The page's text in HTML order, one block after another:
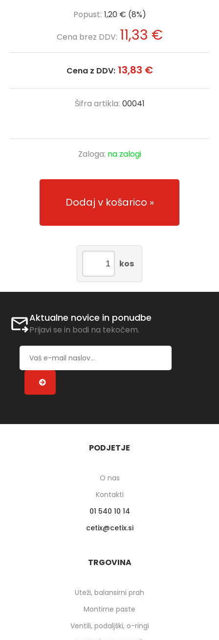
Popust: 1,20 € (8%)
Cena brez DDV: 11,33 €
Cena z DDV: 13,83 €
Šifra artikla: 00041
Zaloga: na zalogi
Dodaj v košarico
kos
Aktualne novice in ponudbe
Prijavi se in bodi na tekočem.
PODJETJE
O nas
Kontakti
01 540 10 14
cetix
cetix.si
TRGOVINA
Uteži, balansirni prah
Montirne paste
Ventili, podaljški, o-ringi